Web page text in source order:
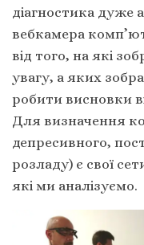
діагностика дуже
вебкамера
від того, на які
увагу, а яких
робити висновки
Для визначення
депресивного,
розладу) є свої
які ми аналізуємо.